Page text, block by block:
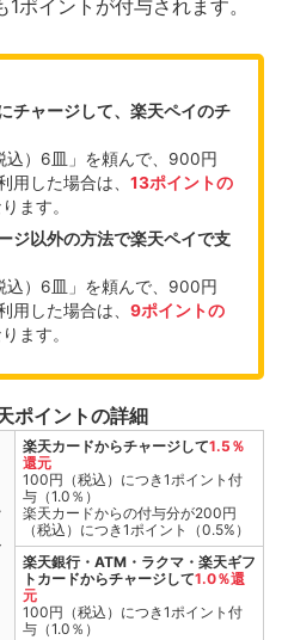
ポイントが付与されます。
チャージして、楽天ペイのチ
込）6皿」を頼んで、900円
用した場合は、 13ポイントの
ます。
ジ以外の方法で楽天ペイで支
込）6皿」を頼んで、900円
用した場合は、 9ポイントの
ます。
ポイントの詳細
楽天カードからチャージして1.5％
還元
100円（税込）につき1ポイント付
与（1.0％）
楽天カードからの付与分が200円
（税込）につき1ポイント（0.5%）
楽天銀行・ATM・ラクマ・楽天ギフ
トカードからチャージして1.0％還
元
100円（税込）につき1ポイント付
与（1.0％）